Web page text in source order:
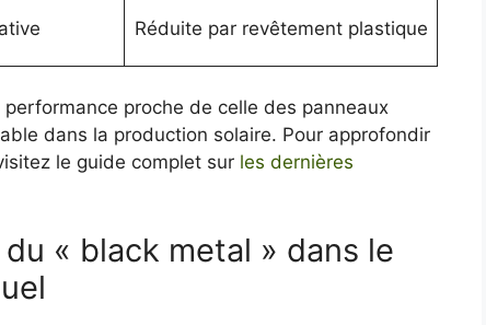
Réduite par revêtement plastique
proche de celle des panneaux
dans la production solaire. Pour approfondir
le guide complet sur les dernières
« black metal » dans le